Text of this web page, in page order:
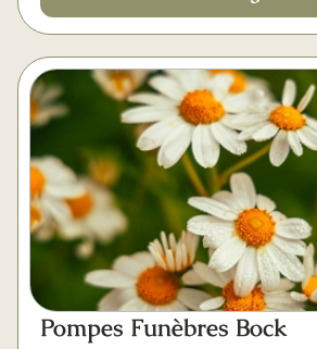
Pompes Funèbres Bock